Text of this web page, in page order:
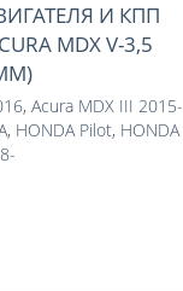
И КПП
MDX V-3,5
, Acura MDX III 2015-
, HONDA Pilot, HONDA